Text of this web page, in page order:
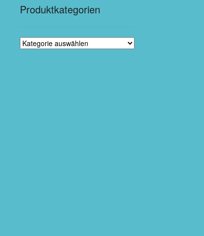
Produktkategorien